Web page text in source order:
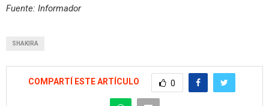
Fuente: Informador
SHAKIRA
COMPARTÍ ESTE ARTÍCULO 0